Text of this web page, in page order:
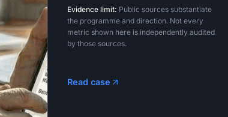
Evidence limit: Public sources substantiate
the programme and direction. Not every
metric shown here is independently audited
by those sources.
Read case